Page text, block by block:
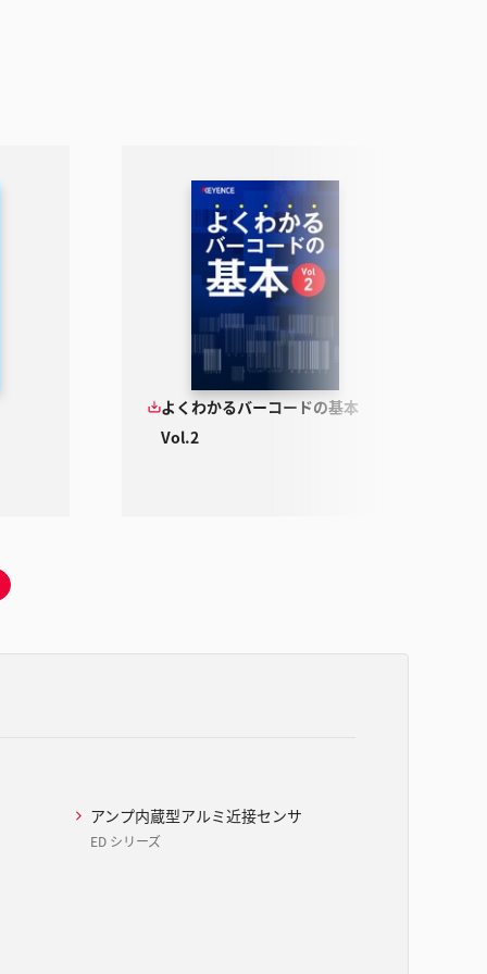
よくわかるバーコードの基本
Vol.2
アンプ内蔵型アルミ近接センサ
ED シリーズ